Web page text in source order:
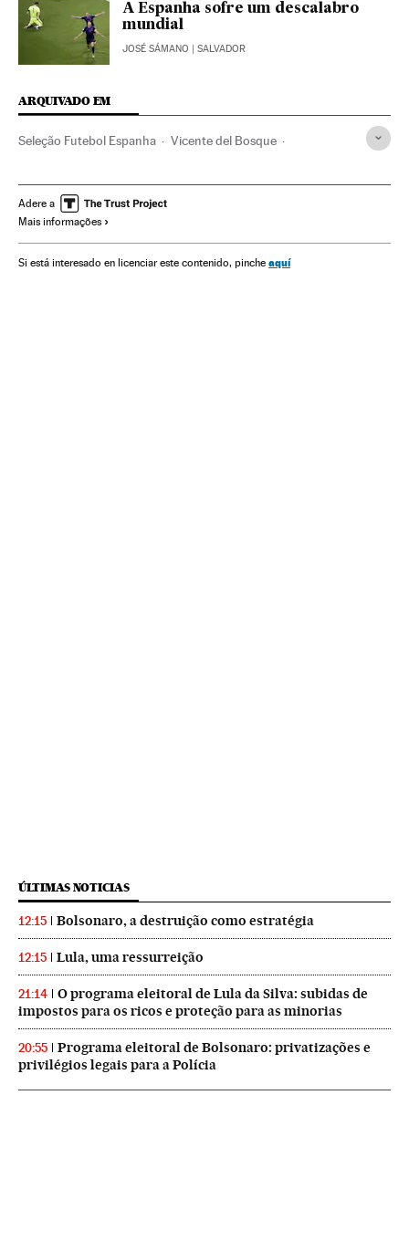
A Espanha sofre um descalabro
mundial
JOSÉ SÁMANO | SALVADOR
ARQUIVADO EM
Seleção Futebol Espanha Vicente del Bosque
Copa do Mundo 2014 Seleções esportivas
Copa do Mundo Futebol
Adere a
Mais informações
Si está interesado en licenciar este contenido, pinche aquí
ÚLTIMAS NOTICIAS
12:15 Bolsonaro, a destruição como estratégia
12:15 Lula, uma ressurreição
21:14
O programa eleitoral de Lula da Silva: subidas de
impostos para os ricos e proteção para as minorias
20:55
Programa eleitoral de Bolsonaro: privatizações e
privilégios legais para a Polícia